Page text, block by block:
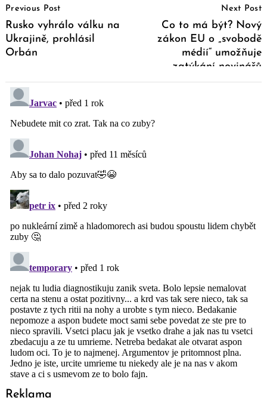
Navigation
Previous Post
Rusko vyhrálo válku na
Ukrajině, prohlásil
Orbán
Next Post
Co to má být? Nový
zákon EU o „svobodě
médií“ umožňuje
zatýkání novinářů
Reklama